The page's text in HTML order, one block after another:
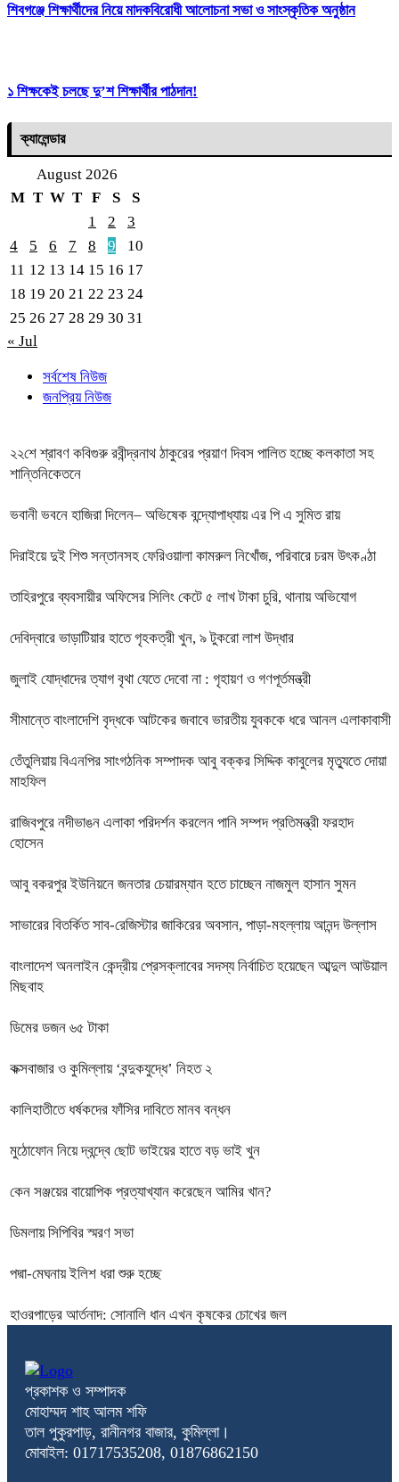
শিবগঞ্জে শিক্ষার্থীদের নিয়ে মাদকবিরোধী আলোচনা সভা ও সাংস্কৃতিক অনুষ্ঠান
১ শিক্ষকেই চলছে দু’শ শিক্ষার্থীর পাঠদান!
ক্যালেন্ডার
August 2026
M T W T F S
S
1
2
3
4
5 6 7 8 9
10
11 12 13 14 15 16 17
18 19 20 21 22 23 24
25 26 27 28 29 30 31
« Jul
সর্বশেষ নিউজ
জনপ্রিয় নিউজ
২২শে শ্রাবণ কবিগুরু রবীন্দ্রনাথ ঠাকুরের প্রয়াণ দিবস পালিত হচ্ছে কলকাতা সহ
শান্তিনিকেতনে
ভবানী ভবনে হাজিরা দিলেন– অভিষেক বন্দ্যোপাধ্যায় এর পি এ সুমিত রায়
দিরাইয়ে দুই শিশু সন্তানসহ ফেরিওয়ালা কামরুল নিখোঁজ, পরিবারে চরম উৎকণ্ঠা
তাহিরপুরে ব্যবসায়ীর অফিসের সিলিং কেটে ৫ লাখ টাকা চুরি, থানায় অভিযোগ
দেবিদ্বারে ভাড়াটিয়ার হাতে গৃহকত্রী খুন, ৯ টুকরো লাশ উদ্ধার
জুলাই যোদ্ধাদের ত্যাগ বৃথা যেতে দেবো না : গৃহায়ণ ও গণপূর্তমন্ত্রী
সীমান্তে বাংলাদেশি বৃদ্ধকে আটকের জবাবে ভারতীয় যুবককে ধরে আনল এলাকাবাসী
তেঁতুলিয়ায় বিএনপির সাংগঠনিক সম্পাদক আবু বক্কর সিদ্দিক কাবুলের মৃত্যুতে দোয়া
মাহফিল
রাজিবপুরে নদীভাঙন এলাকা পরিদর্শন করলেন পানি সম্পদ প্রতিমন্ত্রী ফরহাদ
হোসেন
আবু বকরপুর ইউনিয়নে জনতার চেয়ারম্যান হতে চাচ্ছেন নাজমুল হাসান সুমন
সাভারের বিতর্কিত সাব-রেজিস্টার জাকিরের অবসান, পাড়া-মহল্লায় আনন্দ উল্লাস
বাংলাদেশ অনলাইন কেন্দ্রীয় প্রেসক্লাবের সদস্য নির্বাচিত হয়েছেন আব্দুল আউয়াল
মিছবাহ
ডিমের ডজন ৬৫ টাকা
কক্সবাজার ও কুমিল্লায় ‘বন্দুকযুদ্ধে’ নিহত ২
কালিহাতীতে ধর্ষকদের ফাঁসির দাবিতে মানব বন্ধন
মুঠোফোন নিয়ে দ্বন্দ্বে ছোট ভাইয়ের হাতে বড় ভাই খুন
কেন সঞ্জয়ের বায়োপিক প্রত্যাখ্যান করেছেন আমির খান?
ডিমলায় সিপিবির স্মরণ সভা
পদ্মা-মেঘনায় ইলিশ ধরা শুরু হচ্ছে
হাওরপাড়ের আর্তনাদ: সোনালি ধান এখন কৃষকের চোখের জল
প্রকাশক ও সম্পাদক
মোহাম্মদ শাহ আলম শফি
তাল পুকুরপাড়, রানীনগর বাজার, কুমিল্লা।
মোবাইল: 01717535208, 01876862150